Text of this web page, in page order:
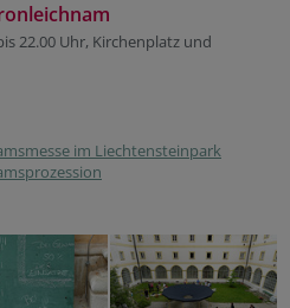
22.00 Uhr, Kirchenplatz und
im Liechtensteinpark